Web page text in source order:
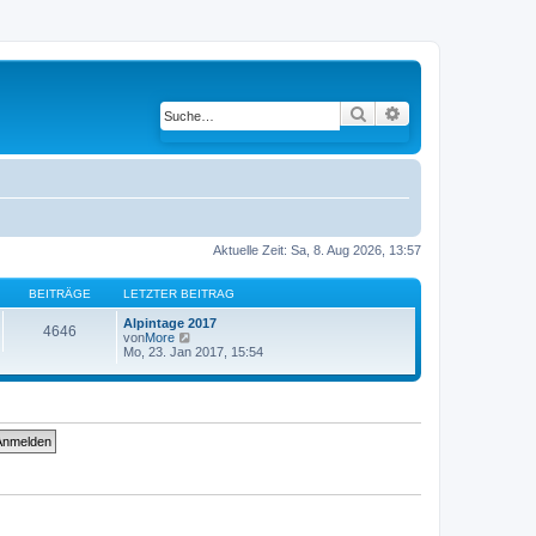
Suche
Aktuelle Zeit: Sa, 8. Aug 2026, 13:57
BEITRÄGE LETZTER BEITRAG
4646
Alpintage 2017
vonMore
e
e
e
t
Mo, 23. Jan 2017, 15:54